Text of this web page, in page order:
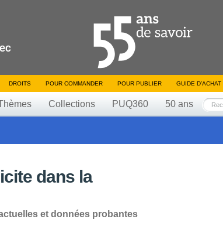
DROITS POUR COMMANDER POUR PUBLIER GUIDE
Collections PUQ360 50 ans
dans la
et données probantes